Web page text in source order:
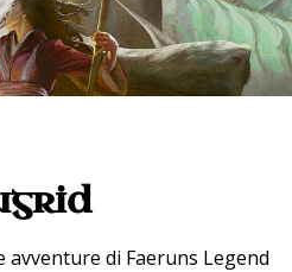
avventure di Faeruns Legend